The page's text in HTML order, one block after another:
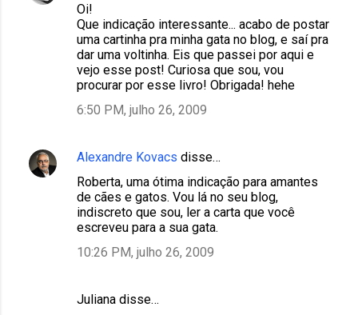
Oi!
Que indicação interessante... acabo de postar
uma cartinha pra minha gata no blog, e saí pra
dar uma voltinha. Eis que passei por aqui e
vejo esse post! Curiosa que sou, vou
procurar por esse livro! Obrigada! hehe
6:50 PM, julho 26, 2009
Alexandre Kovacs disse…
Roberta, uma ótima indicação para amantes
de cães e gatos. Vou lá no seu blog,
indiscreto que sou, ler a carta que você
escreveu para a sua gata.
10:26 PM, julho 26, 2009
Juliana disse…